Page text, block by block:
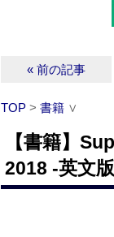
« 前の記事
TOP > 書籍 ∨
【書籍】
2018 ‐英文